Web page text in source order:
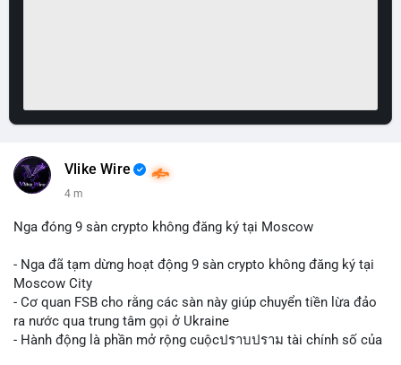
Vlike Wire
4 m
Nga đóng 9 sàn crypto không đăng ký tại Moscow
- Nga đã tạm dừng hoạt động 9 sàn crypto không đăng ký tại
Moscow City
- Cơ quan FSB cho rằng các sàn này giúp chuyển tiền lừa đảo
ra nước qua trung tâm gọi ở Ukraine
- Hành động là phần mở rộng cuộcปราบปราม tài chính số của